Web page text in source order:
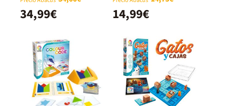
34,99€ 14,99€